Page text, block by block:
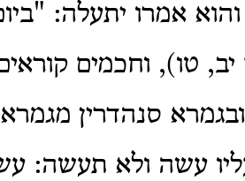
אמרו יתעלה:
טו), וחכמים
סנהדרין
עשה ולא תעשה: